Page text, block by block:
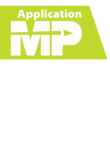
Menu
Skip
right
header
Skip
main
content
Skip
primary
sidebar
Skip
footer